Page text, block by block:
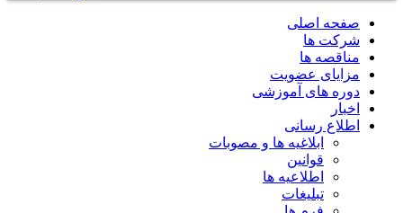
صفحه اصلی
شرکت ها
مناقصه ها
مزایای عضویت
دوره های آموزشی
اخبار
اطلاع رسانی
ابلاغیه ها و مصوبات
قوانین
اطلاعیه ها
تبلیغات